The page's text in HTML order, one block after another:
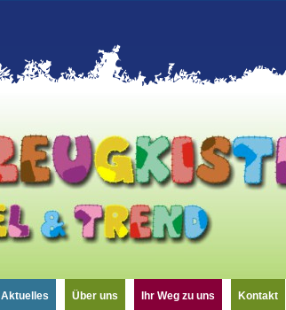
Aktuelles Über uns Ihr Weg zu uns Kontakt